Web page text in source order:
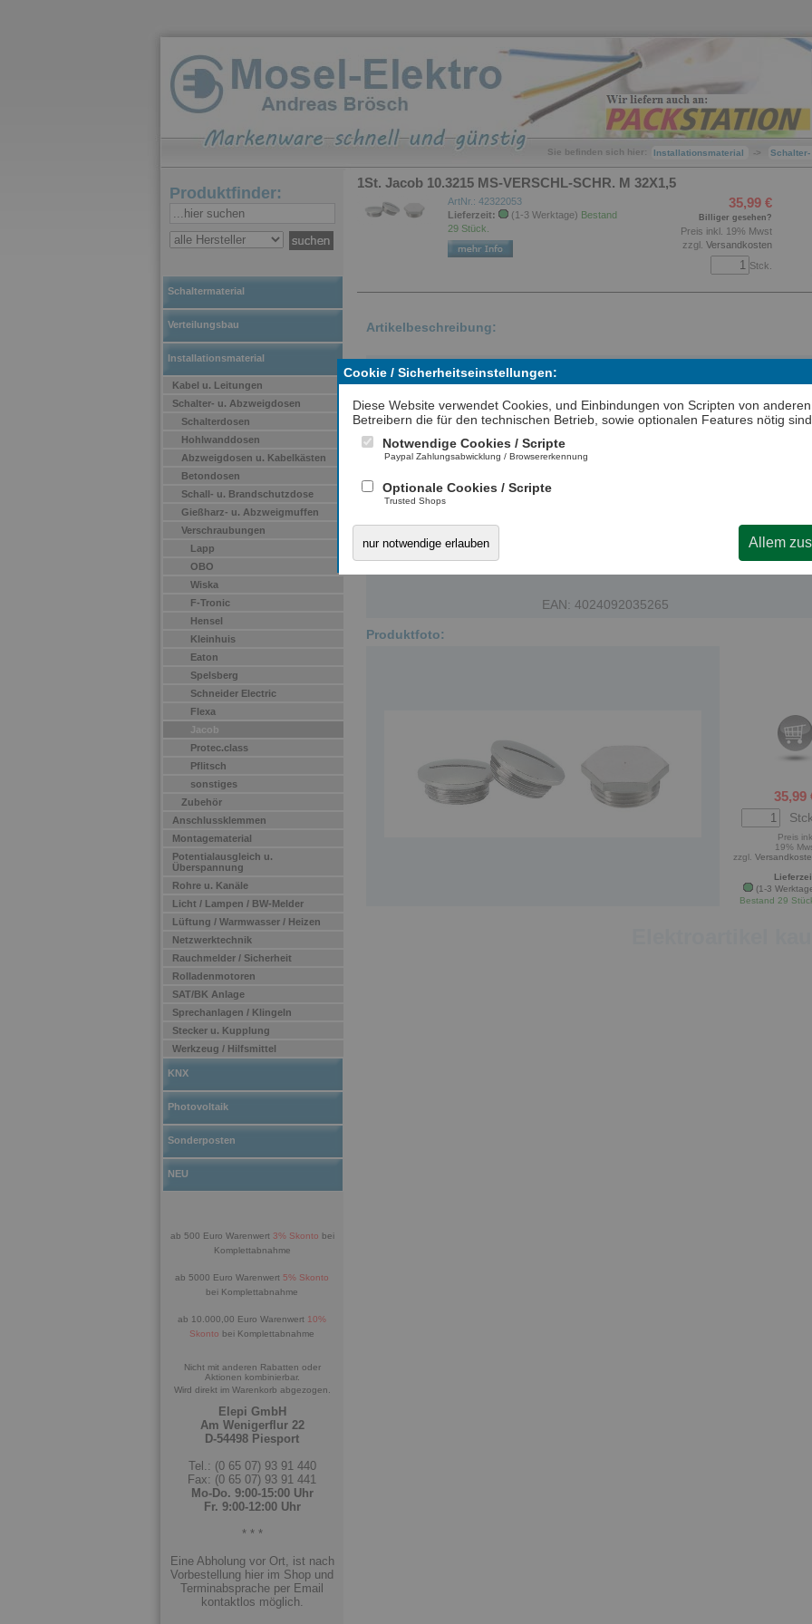
Cookie / Sicherheitseinstellungen:
Diese Website verwendet Cookies, und Einbindungen von Scripten von anderen
Betreibern die für den technischen Betrieb, sowie optionalen Features nötig sind.
Notwendige Cookies / Scripte
Paypal Zahlungsabwicklung / Browsererkennung
Optionale Cookies / Scripte
Trusted Shops
nur notwendige erlauben Allem
Sie befinden sich hier: Installationsmaterial ->
Produktfinder:
Schaltermaterial
Verteilungsbau
Installationsmaterial
Kabel u. Leitungen
Schalter- u. Abzweigdosen
Schalterdosen
Hohlwanddosen
Abzweigdosen u. Kabelkästen
Betondosen
Schall- u. Brandschutzdose
Gießharz- u. Abzweigmuffen
Verschraubungen
Lapp
OBO
Wiska
F-Tronic
Hensel
Kleinhuis
Eaton
Spelsberg
Schneider Electric
Flexa
Jacob
Protec.class
Pflitsch
sonstiges
Zubehör
Anschlussklemmen
Montagematerial
Potentialausgleich u.
Überspannung
Rohre u. Kanäle
Licht / Lampen / BW-Melder
Lüftung / Warmwasser / Heizen
Netzwerktechnik
Rauchmelder / Sicherheit
Rolladenmotoren
SAT/BK Anlage
Sprechanlagen / Klingeln
Stecker u. Kupplung
Werkzeug / Hilfsmittel
KNX
Photovoltaik
Sonderposten
NEU
ab 500 Euro Warenwert 3% Skonto bei
Komplettabnahme
ab 5000 Euro Warenwert 5% Skonto
bei Komplettabnahme
ab 10.000,00 Euro Warenwert 10%
Skonto bei Komplettabnahme
Nicht mit anderen Rabatten oder
Aktionen kombinierbar.
Wird direkt im Warenkorb abgezogen.
Elepi GmbH
Am Wenigerflur 22
D-54498 Piesport
Tel.: (0 65 07) 93 91 440
Fax: (0 65 07) 93 91 441
Mo-Do. 9:00-15:00 Uhr
Fr. 9:00-12:00 Uhr
* * *
Eine Abholung vor Ort, ist nach
Vorbestellung hier im Shop und
Terminabsprache per Email
kontaktlos möglich.
1St. Jacob 10.3215 MS-VERSCHL-SCHR. M 32X1,5
ArtNr.: 42322053
Lieferzeit:
(1-3 Werktage) Bestand
29 Stück.
35,99 €
Billiger gesehen?
Preis inkl. 19% Mwst
zzgl.Versandkosten
Stck.
Artikelbeschreibung:
zum sicheren Verschliessen einer nicht benutzten Gewinde- oder
Durchgangsbohrung, Zubehör Metrisch Messing 10.3215
müssen von einer qualifizierten Elektrofachkraft installiert werden. Bitte
beachten Sie auch die Gebrauchsanweisung. Weitere Informationen
EAN: 4024092035265
Produktfoto:
35,99
Stck.
Preis
19%
zzgl.
(1-3
Bestand 29